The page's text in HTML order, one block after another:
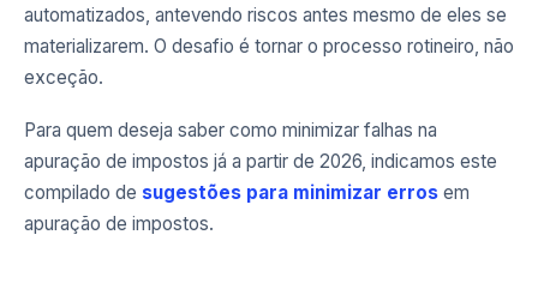
automatizados, antevendo riscos antes mesmo de eles se
materializarem. O desafio é tornar o processo rotineiro, não
exceção.
Para quem deseja saber como minimizar falhas na
apuração de impostos já a partir de 2026, indicamos este
compilado de sugestões para minimizar erros em
apuração de impostos.